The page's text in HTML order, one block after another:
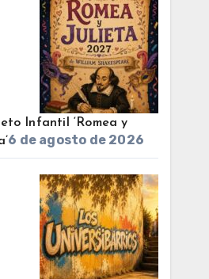
Infantil ‘Romea y
6 de agosto de 2026